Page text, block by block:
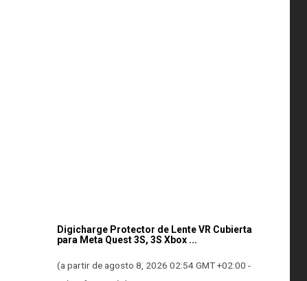
Digicharge Protector de Lente VR Cubierta
para Meta Quest 3S, 3S Xbox ...
(a partir de agosto 8, 2026 02:54 GMT +02:00 -